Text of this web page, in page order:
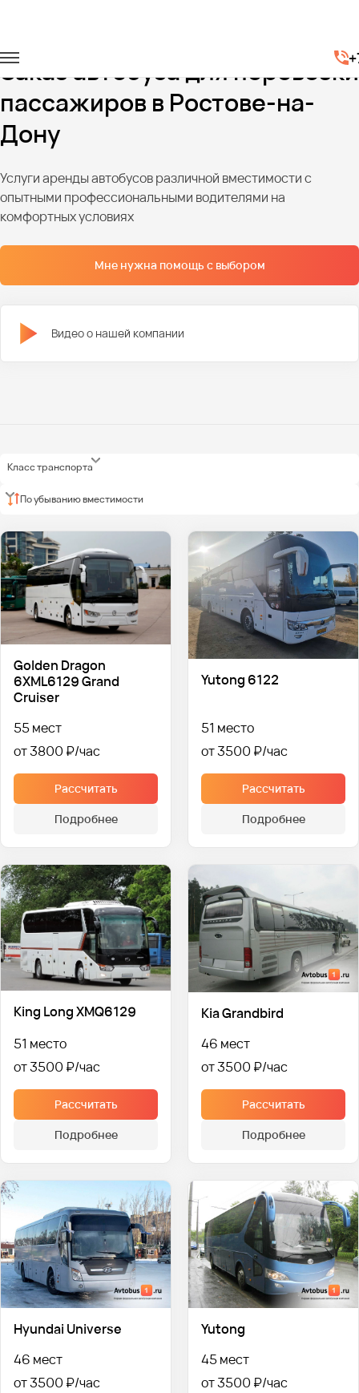
Заказ автобуса для перевозки
пассажиров в Ростове-на-
Дону
Услуги аренды автобусов различной вместимости с
опытными профессиональными водителями на
комфортных условиях
Мне нужна помощь с выбором
Видео о нашей компании
Класс транспорта
По убыванию вместимости
Golden Dragon
6XML6129 Grand
Cruiser
55 мест
от 3800 ₽
Рассчитать
Подробнее
Yutong 6122
51 место
от 3500 ₽
Рассчитать
Подробнее
King Long XMQ6129
51 место
от 3500 ₽
Рассчитать
Подробнее
Kia Grandbird
46 мест
от 3500 ₽
Рассчитать
Подробнее
Hyundai Universe
46 мест
от 3500 ₽
Yutong
45 мест
от 3500 ₽